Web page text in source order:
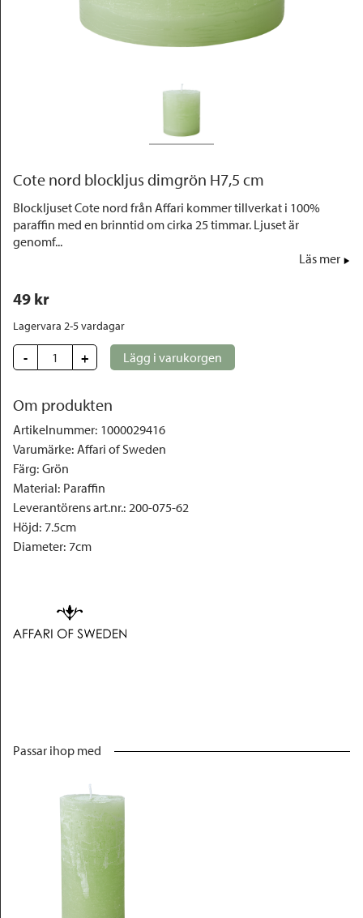
Cote nord blockljus dimgrön H7,5 cm
Blockljuset Cote nord från Affari kommer tillverkat i 100%
paraffin med en brinntid om cirka 25 timmar. Ljuset är
genomf...
Läs mer
49 kr
Lagervara 2-5 vardagar
- + Lägg i varukorgen
Om produkten
Artikelnummer: 1000029416
Varumärke: Affari of Sweden
Färg: Grön
Material: Paraffin
Leverantörens art.nr.: 200-075-62
Höjd: 7.5cm
Diameter: 7cm
Passar ihop med